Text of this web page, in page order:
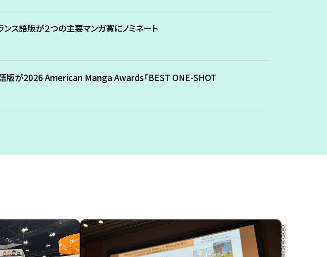
ンス語版が２つの主要マンガ賞にノミネート
語版が2026 American Manga Awards「BEST ONE-SHOT